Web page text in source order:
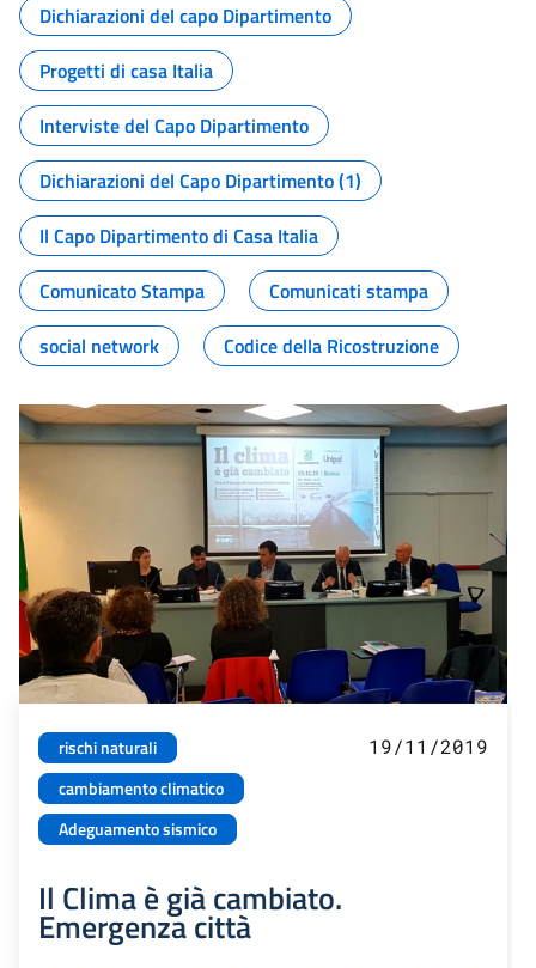
Dichiarazioni del capo Dipartimento
Progetti di casa Italia
Interviste del Capo Dipartimento
Dichiarazioni del Capo Dipartimento (1)
Il Capo Dipartimento di Casa Italia
Comunicato Stampa
Comunicati stampa
social network
Codice della Ricostruzione
rischi naturali
cambiamento climatico
Adeguamento sismico
19/11/2019
Il Clima è già cambiato.
Emergenza città